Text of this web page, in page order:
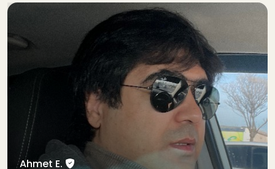
Ahmet E.